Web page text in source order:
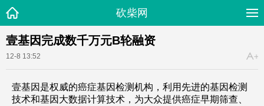
砍柴网
壹基因完成数千万元B轮融资
12-8 13:52
壹基因是权威的癌症基因检测机构，利用先进的基因检测
技术和基因大数据计算技术，为大众提供癌症早期筛查、